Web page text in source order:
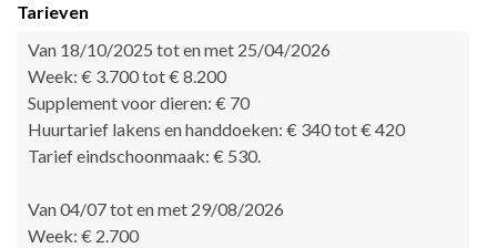
Tarieven
Van 18/10/2025 tot en met 25/04/2026
Week: € 3.700 tot € 8.200
Supplement voor dieren: € 70
Huurtarief lakens en handdoeken: € 340 tot € 420
Tarief eindschoonmaak: € 530.
Van 04/07 tot en met 29/08/2026
Week: € 2.700